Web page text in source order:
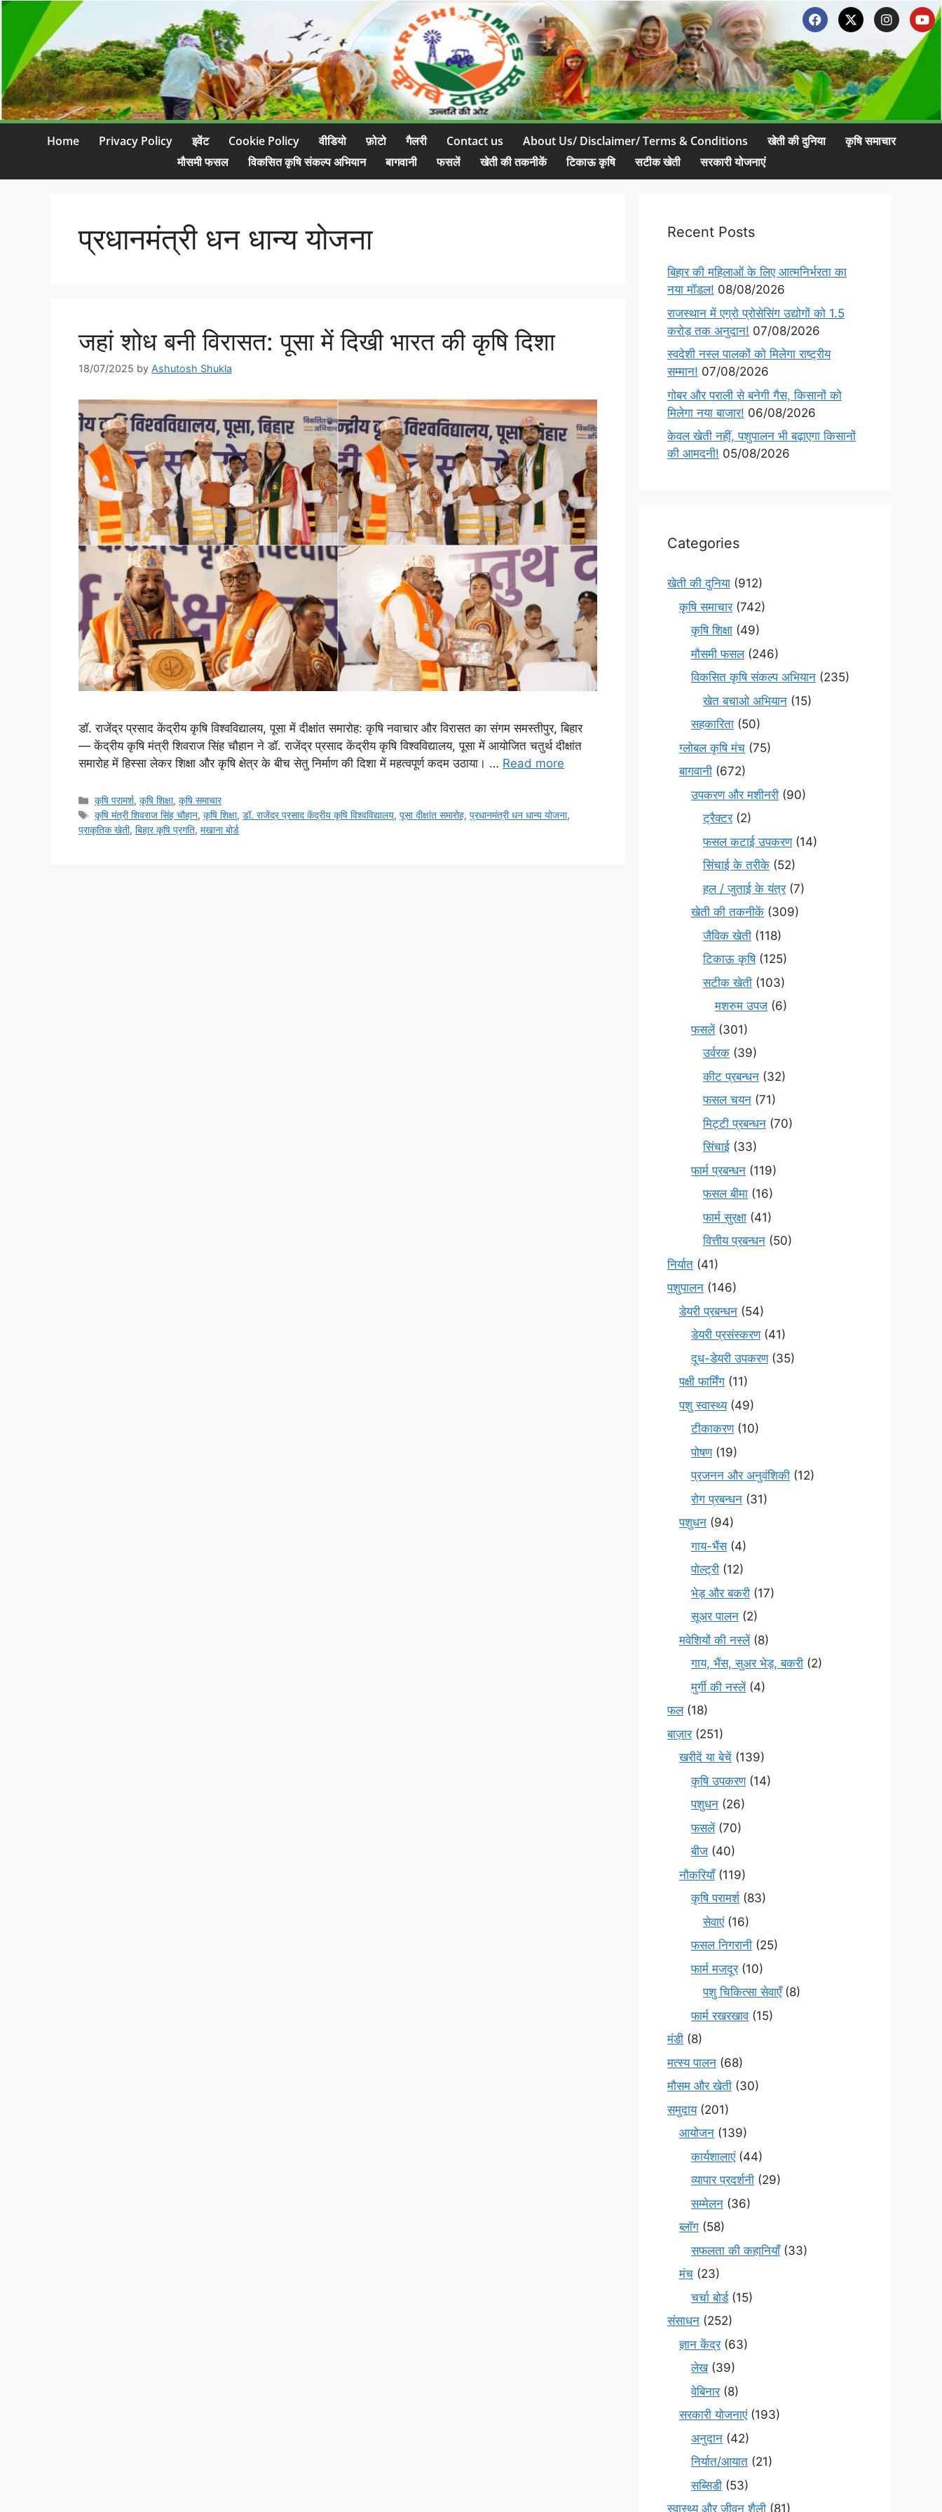
Home Privacy Policy इवेंट Cookie Policy वीडियो फ़ोटो गैलरी Contact us About Us/ Disclaimer/ Terms & Conditions खेती की दुनिया
कृषि समाचार
मौसमी फसल
विकसित कृषि संकल्प अभियान बागवानी फसलें खेती की तकनीकें टिकाऊ कृषि सटीक खेती सरकारी योजनाएं
प्रधानमंत्री धन धान्य योजना
जहां शोध बनी विरासत: पूसा में दिखी भारत की कृषि दिशा
18/07/2025 by Ashutosh Shukla
डॉ. राजेंद्र प्रसाद केंद्रीय कृषि विश्वविद्यालय, पूसा में दीक्षांत समारोह: कृषि नवाचार और विरासत का संगम समस्तीपुर, बिहार
— केंद्रीय कृषि मंत्री शिवराज सिंह चौहान ने डॉ. राजेंद्र प्रसाद केंद्रीय कृषि विश्वविद्यालय, पूसा में आयोजित चतुर्थ दीक्षांत
समारोह में हिस्सा लेकर शिक्षा और कृषि क्षेत्र के बीच सेतु निर्माण की दिशा में महत्वपूर्ण कदम उठाया। … Read more
कृषि परामर्श,कृषि शिक्षा,कृषि समाचार
कृषि मंत्री शिवराज सिंह चौहान,कृषि शिक्षा,डॉ. राजेंद्र प्रसाद केंद्रीय कृषि विश्वविद्यालय,पूसा दीक्षांत समारोह,प्रधानमंत्री धन धान्य योजना,
प्राकृतिक खेती, बिहार कृषि प्रगति, मखाना बोर्ड
Recent Posts
बिहार की महिलाओं के लिए आत्मनिर्भरता का
नया मॉडल! 08/08/2026
राजस्थान में एग्रो प्रोसेसिंग उद्योगों को 1.5
करोड़ तक अनुदान! 07/08/2026
स्वदेशी नस्ल पालकों को मिलेगा राष्ट्रीय
सम्मान! 07/08/2026
गोबर और पराली से बनेगी गैस, किसानों को
मिलेगा नया बाजार! 06/08/2026
केवल खेती नहीं, पशुपालन भी बढ़ाएगा किसानों
की आमदनी! 05/08/2026
Categories
खेती की दुनिया (912)
कृषि समाचार(742)
कृषि शिक्षा (49)
मौसमी फसल(246)
विकसित कृषि संकल्प अभियान (235)
खेत बचाओ अभियान (15)
सहकारिता (50)
ग्लोबल कृषि मंच (75)
बागवानी (672)
उपकरण और मशीनरी (90)
ट्रैक्टर(2)
फसल कटाई उपकरण(14)
सिंचाई के तरीके (52)
हल / जुताई के यंत्र(7)
खेती की तकनीकें (309)
जैविक खेती (118)
टिकाऊ कृषि(125)
सटीक खेती (103)
मशरुम उपज (6)
फसलें(301)
उर्वरक (39)
कीट प्रबन्धन (32)
फसल चयन (71)
मि‌ट्टी प्रबन्धन (70)
सिंचाई (33)
फार्म प्रबन्धन (119)
फसल बीमा (16)
फार्म सुरक्षा (41)
वित्तीय प्रबन्धन (50)
निर्यात (41)
पशुपालन (146)
डेयरी प्रबन्धन (54)
डेयरी प्रसंस्करण(41)
दूध-डेयरी उपकरण(35)
पक्षी फार्मिंग (11)
पशु स्वास्थ्य(49)
टीकाकरण(10)
पोषण(19)
प्रजनन और अनुवंशिकी (12)
रोग प्रबन्धन (31)
पशुधन (94)
गाय-भैंस(4)
पोल्ट्री (12)
भेड़ और बकरी (17)
सूअर पालन (2)
मवेशियों की नस्लें(8)
गाय, भैंस, सुअर भेड़, बकरी (2)
मुर्गी की नस्लें(4)
फल(18)
बाज़ार(251)
खरीदें या बेचें (139)
कृषि उपकरण(14)
पशुधन (26)
फसलें(70)
बीज (40)
नौकरियाँ(119)
कृषि परामर्श(83)
सेवाएं(16)
फसल निगरानी (25)
फार्म मजदूर(10)
पशु चिकित्सा सेवाएँ(8)
फार्म रखरखाव(15)
मंडी (8)
मत्स्य पालन (68)
मौसम और खेती (30)
समुदाय(201)
आयोजन (139)
कार्यशालाएं(44)
व्यापार प्रदर्शनी (29)
सम्मेलन (36)
ब्लॉग (58)
सफलता की कहानियाँ(33)
मंच (23)
चर्चा बोर्ड(15)
संसाधन (252)
ज्ञान केंद्र(63)
लेख(39)
वेबिनार(8)
सरकारी योजनाएं(193)
अनुदान (42)
निर्यात/आयात (21)
सब्सिडी (53)
स्वास्थ्य और जीवन शैली (81)